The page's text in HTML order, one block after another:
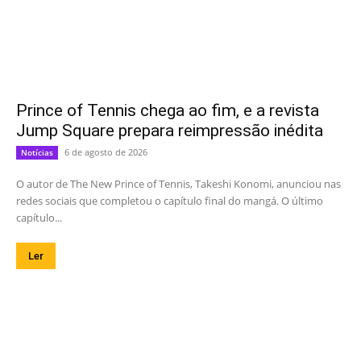
Prince of Tennis chega ao fim, e a revista
Jump Square prepara reimpressão inédita
Notícias 6 de agosto de 2026
O autor de The New Prince of Tennis, Takeshi Konomi, anunciou nas
redes sociais que completou o capítulo final do mangá. O último
capítulo...
Ler